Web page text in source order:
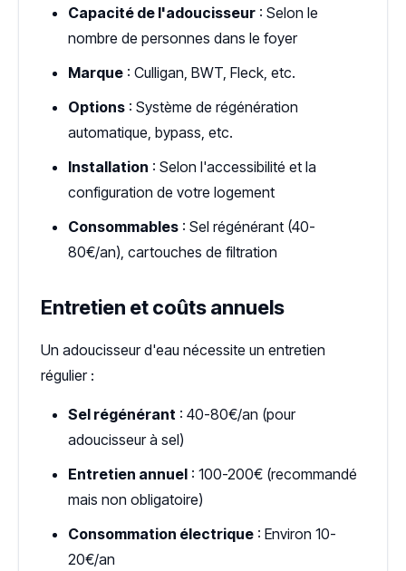
Capacité de l'adoucisseur : Selon le
nombre de personnes dans le foyer
Marque : Culligan, BWT, Fleck, etc.
Options : Système de régénération
automatique, bypass, etc.
Installation : Selon l'accessibilité et la
configuration de votre logement
Consommables : Sel régénérant (40-
80€/an), cartouches de filtration
Entretien et coûts annuels
Un adoucisseur d'eau nécessite un entretien
régulier :
Sel régénérant : 40-80€/an (pour
adoucisseur à sel)
Entretien annuel : 100-200€ (recommandé
mais non obligatoire)
Consommation électrique : Environ 10-
20€/an